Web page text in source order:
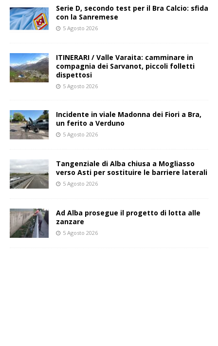
Serie D, secondo test per il Bra Calcio: sfida
con la Sanremese
5 Agosto 2026
ITINERARI / Valle Varaita: camminare in
compagnia dei Sarvanot, piccoli folletti
dispettosi
5 Agosto 2026
Incidente in viale Madonna dei Fiori a Bra,
un ferito a Verduno
5 Agosto 2026
Tangenziale di Alba chiusa a Mogliasso
verso Asti per sostituire le barriere laterali
5 Agosto 2026
Ad Alba prosegue il progetto di lotta alle
zanzare
5 Agosto 2026